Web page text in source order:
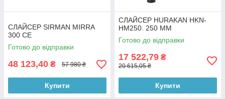
СЛАЙСЕР SIRMAN MIRRA
300 CE
Готово до відправки
48 123,40 ₴ 57 980 ₴
Купити
СЛАЙСЕР HURAKAN HKN-
HM250. 250 ММ
Готово до відправки
17 522,79 ₴
20 615,05 ₴
Купити